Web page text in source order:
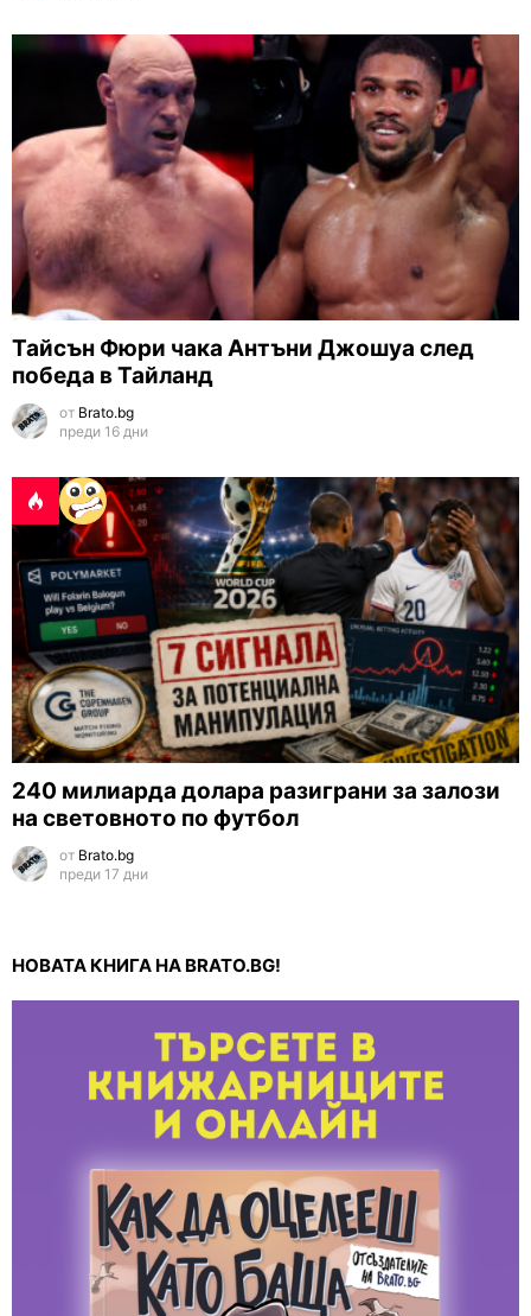
Тайсън Фюри чака Антъни Джошуа след
победа в Тайланд
от Brato.bg
преди 16 дни
240 милиарда долара разиграни за залози
на световното по футбол
от Brato.bg
преди 17 дни
НОВАТА КНИГА НА BRATO.BG!